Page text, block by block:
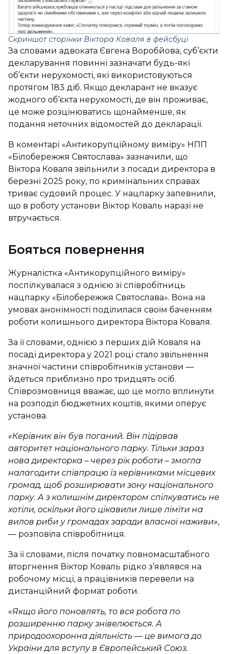
Скриншот сторінки Віктора Коваля в фейсбуці
За словами адвоката Євгена Воробйова, суб’єкти
декларування повинні зазначати будь-які
об’єкти нерухомості, які використовуються
протягом 183 діб. Якщо декларант не вказує
жодного об’єкта нерухомості, де він проживає,
це може розцінюватись щонайменше, як
подання неточних відомостей до декларації.
В коментарі «Антикорупційному виміру» НПП
«Білобережжя Святослава» зазначили, що
Віктора Коваля звільнили з посади директора в
березні 2025 року, по кримінальних справах
триває судовий процес. У нацпарку запевнили,
що в роботу установи Віктор Коваль наразі не
втручається.
Бояться повернення
Журналістка «Антикорупційного виміру»
поспілкувалася з однією зі співробітниць
нацпарку «Білобережжя Святослава». Вона на
умовах анонімності поділилася своїм баченням
роботи колишнього директора Віктора Коваля.
За її словами, однією з перших дій Коваля на
посаді директора у 2021 році стало звільнення
значної частини співробітників установи —
йдеться приблизно про тридцять осіб.
Співрозмовниця вважає, що це могло вплинути
на розподіл бюджетних коштів, якими оперує
установа.
«Керівник він був поганий. Він підірвав
авторитет національного парку. Тільки зараз
нова директорка – через рік роботи – змогла
налагодити співпрацю із керівниками місцевих
громад, щоб розширювати зону національного
парку. А з колишнім директором спілкуватись не
хотіли, оскільки його цікавили лише ліміти на
вилов риби у громадах заради власної наживи»,
— розповіла співробітниця.
За її словами, після початку повномасштабного
вторгнення Віктор Коваль рідко з’являвся на
робочому місці, а працівників перевели на
дистанційний формат роботи.
«Якщо його поновлять, то вся робота по
розширенню парку знівелюється. А
природоохоронна діяльність — це вимога до
України для вступу в Європейський Союз.